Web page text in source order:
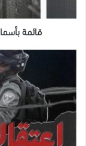
قائمة
7
مواطنين
خلال
اقتحامات